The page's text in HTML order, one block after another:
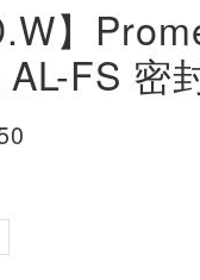
】
FS 密